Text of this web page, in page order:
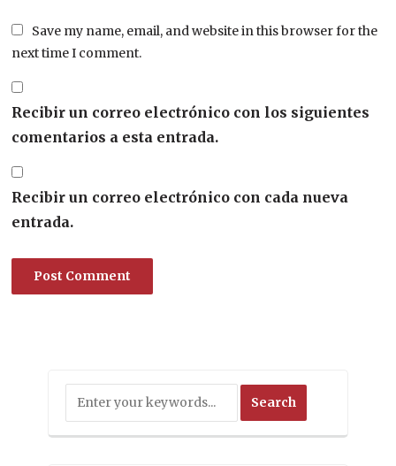
Save my name, email, and website in this browser for the
next time I comment.
Recibir un correo electrónico con los siguientes
comentarios a esta entrada.
Recibir un correo electrónico con cada nueva
entrada.